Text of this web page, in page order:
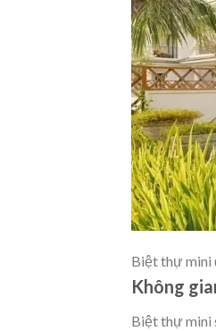
Biệt thự mini
Không
Biệt thự mini